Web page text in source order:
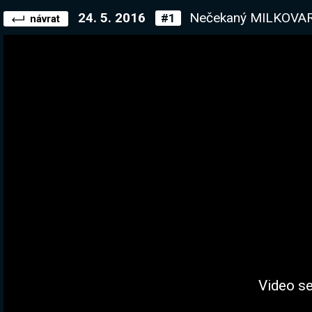
návrat 24. 5. 2016 #1 Nečekaný MILKOVARMI, si tu
Video